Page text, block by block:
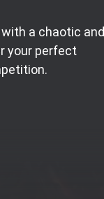
a chaotic and
your perfect